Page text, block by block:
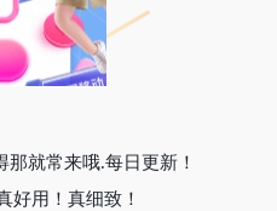
就常来哦.每日更新！
好用！真细致！